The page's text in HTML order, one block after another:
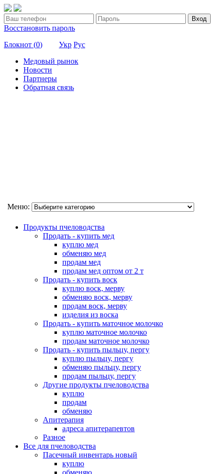
Вход
Восстановить пароль
Блокнот (0) Укр Рус
Медовый рынок
Новости
Партнеры
Обратная связь
Меню:
Продукты пчеловодства
Продать - купить мед
куплю мед
обменяю мед
продам мед
продам мед оптом от 2 т
Продать - купить воск
куплю воск, мерву
обменяю воск, мерву
продам воск, мерву
изделия из воска
Продать - купить маточное молочко
куплю маточное молочко
продам маточное молочко
Продать - купить пыльцу, пергу
куплю пыльцу, пергу
обменяю пыльцу, пергу
продам пыльцу, пергу
Другие продукты пчеловодства
куплю
продам
обменяю
Апитерапия
адреса апитерапевтов
Разное
Все для пчеловодства
Пасечный инвентарь новый
куплю
обменяю